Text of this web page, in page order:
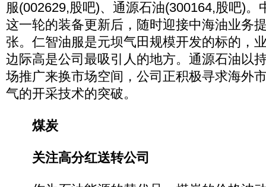
服(002629,股吧)、通源石油(300164,股吧)。
这一轮的装备更新后，随时迎接中海油业务
张。仁智油服是元坝气田规模开发的标的，
边际高是公司最吸引人的地方。通源石油以
场推广来换市场空间，公司正积极寻求海外
气的开采技术的突破。
煤炭
关注高分红送转公司